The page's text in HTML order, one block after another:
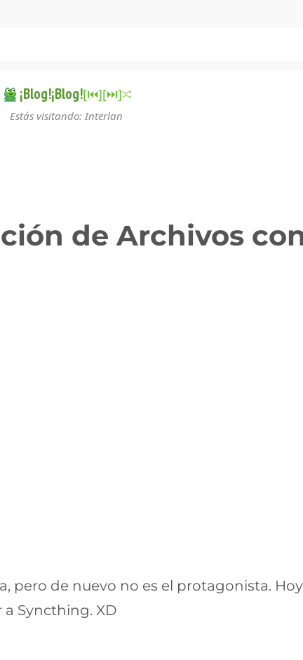
¡Blog!¡Blog![⏮︎][⏭︎]
Estás visitando: Interlan
de Archivos
pero de nuevo no es el protagonista.
Syncthing. XD